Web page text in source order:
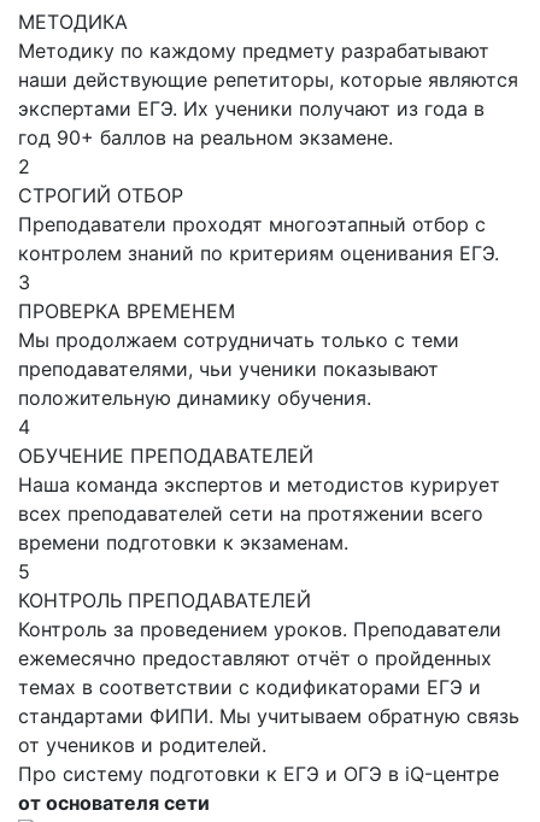
МЕТОДИКА
Методику по каждому предмету разрабатывают
наши действующие репетиторы, которые являются
экспертами ЕГЭ. Их ученики получают из года в
год 90+ баллов на реальном экзамене.
2
СТРОГИЙ ОТБОР
Преподаватели проходят многоэтапный отбор с
контролем знаний по критериям оценивания ЕГЭ.
3
ПРОВЕРКА ВРЕМЕНЕМ
Мы продолжаем сотрудничать только с теми
преподавателями, чьи ученики показывают
положительную динамику обучения.
4
ОБУЧЕНИЕ ПРЕПОДАВАТЕЛЕЙ
Наша команда экспертов и методистов курирует
всех преподавателей сети на протяжении всего
времени подготовки к экзаменам.
5
КОНТРОЛЬ ПРЕПОДАВАТЕЛЕЙ
Контроль за проведением уроков. Преподаватели
ежемесячно предоставляют отчёт о пройденных
темах в соответствии с кодификаторами ЕГЭ и
стандартами ФИПИ. Мы учитываем обратную связь
от учеников и родителей.
Про систему подготовки к ЕГЭ и ОГЭ в iQ-центре
от основателя сети